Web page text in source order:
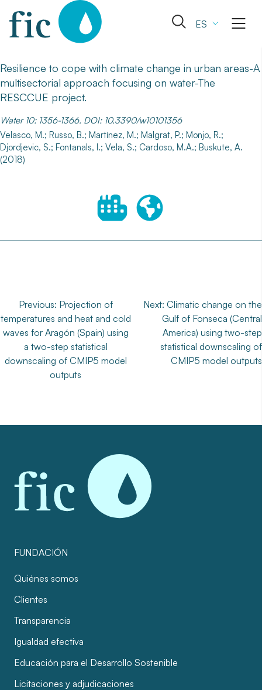
content
Abrir
de
búsqueda
ES
Resilience to cope with climate change in urban areas-A
multisectorial approach focusing on water-The
RESCCUE project.
Water 10: 1356-1366. DOI: 10.3390/w10101356
Velasco, M.; Russo, B.; Martínez, M.; Malgrat, P.; Monjo, R.;
Djordjevic, S.; Fontanals, I.; Vela, S.; Cardoso, M.A.; Buskute, A.
(2018)
Navegación
de
entradas
Previous: Projection of
temperatures and heat and cold
waves for Aragón (Spain) using
a two-step statistical
downscaling of CMIP5 model
outputs
Next: Climatic change on the
Gulf of Fonseca (Central
America) using two-step
statistical downscaling of
CMIP5 model outputs
FUNDACIÓN
Quiénes somos
Clientes
Transparencia
Igualdad efectiva
Educación para el Desarrollo Sostenible
Licitaciones y adjudicaciones